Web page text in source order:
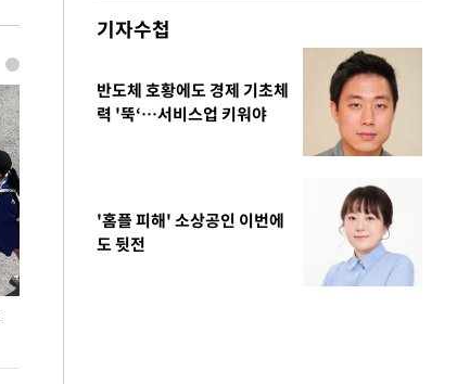
기자수첩
반도체 호황에도 경제 기초체
력 '뚝‘…서비스업 키워야
'홈플 피해' 소상공인 이번에
도 뒷전